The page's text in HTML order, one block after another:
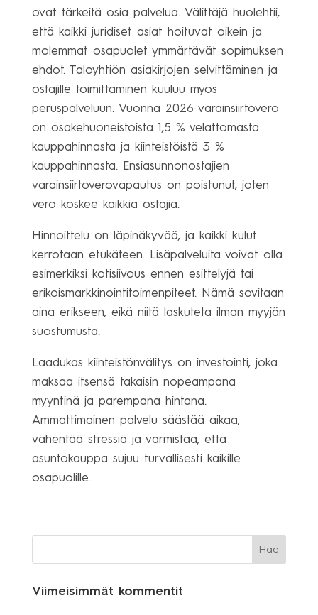
ovat tärkeitä osia palvelua. Välittäjä huolehtii,
että kaikki juridiset asiat hoituvat oikein ja
molemmat osapuolet ymmärtävät sopimuksen
ehdot. Taloyhtiön asiakirjojen selvittäminen ja
ostajille toimittaminen kuuluu myös
peruspalveluun. Vuonna 2026 varainsiirtovero
on osakehuoneistoista 1,5 % velattomasta
kauppahinnasta ja kiinteistöistä 3 %
kauppahinnasta. Ensiasunnonostajien
varainsiirtoverovapautus on poistunut, joten
vero koskee kaikkia ostajia.
Hinnoittelu on läpinäkyvää, ja kaikki kulut
kerrotaan etukäteen. Lisäpalveluita voivat olla
esimerkiksi kotisiivous ennen esittelyjä tai
erikoismarkkinointitoimenpiteet. Nämä sovitaan
aina erikseen, eikä niitä laskuteta ilman myyjän
suostumusta.
Laadukas kiinteistönvälitys on investointi, joka
maksaa itsensä takaisin nopeampana
myyntinä ja parempana hintana.
Ammattimainen palvelu säästää aikaa,
vähentää stressiä ja varmistaa, että
asuntokauppa sujuu turvallisesti kaikille
osapuolille.
Viimeisimmät kommentit